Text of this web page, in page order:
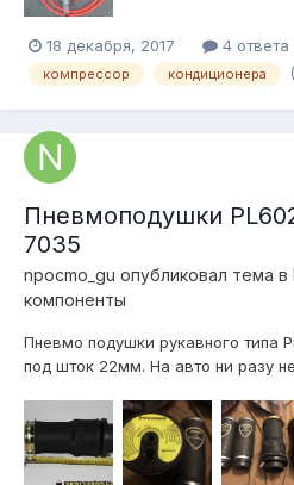
18 декабря, 2017 4 ответа
компрессор кондиционера
Пневмоподушки
7035
npocmo_gu опубликовал тема в
компоненты
Пневмо подушки рукавного типа
под шток 22мм. На авто ни разу
Пневмоподушки Firestone 7035
ставились, новые. Продаю за
7000р...